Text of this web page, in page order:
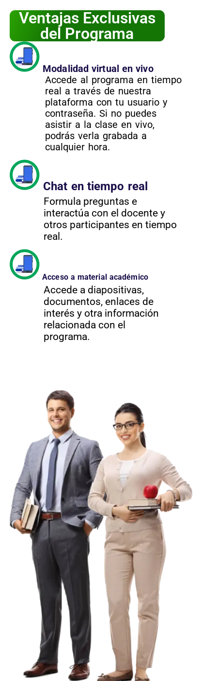
Ventajas Exclusivas
del Programa
Modalidad virtual en vivo
Accede al programa en tiempo
real a través de nuestra
plataforma con tu usuario y
contraseña. Si no puedes
asistir a la clase en vivo,
podrás verla grabada a
cualquier hora.
Chat en tiempo real
Formula preguntas e
interactúa con el docente y
otros participantes en tiempo
real.
Acceso a material académico
Accede a diapositivas,
documentos, enlaces de
interés y otra información
relacionada con el
programa.